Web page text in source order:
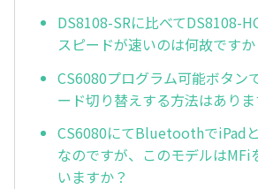
DS8108-SRに比べてDS8108-
スピードが速いのは何故ですか
CS6080プログラム可能ボタン
ード切り替えする方法はありま
CS6080にてBluetoothでiPad
なのですが、このモデルはMFi
いますか？